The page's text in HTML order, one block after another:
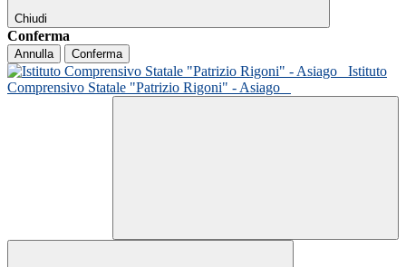
Chiudi
Conferma
Annulla Conferma
Istituto
Comprensivo Statale "Patrizio Rigoni" - Asiago